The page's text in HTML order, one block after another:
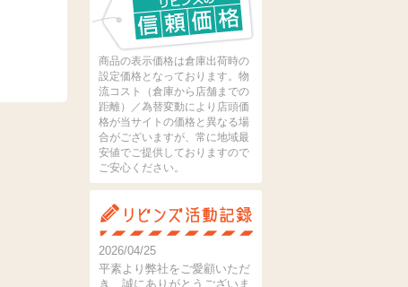
商品の表示価格は倉庫出荷時の
設定価格となっております。物
流コスト（倉庫から店舗までの
距離）／為替変動により店頭価
格が当サイトの価格と異なる場
合がございますが、常に地域最
安値でご提供しておりますので
ご安心ください。
2026/04/25
平素より弊社をご愛顧いただ
き、誠にありがとうございま